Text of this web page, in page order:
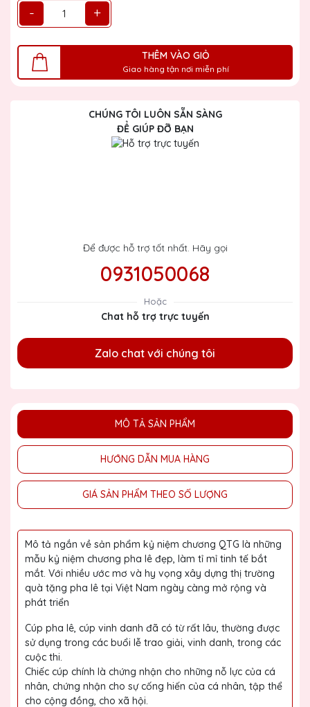
- +
THÊM VÀO GIỎ
Giao hàng tận nơi miễn phí
CHÚNG TÔI LUÔN SẴN SÀNG
ĐỂ GIÚP ĐỠ BẠN
Để được hỗ trợ tốt nhất. Hãy gọi
0931050068
Hoặc
Chat hỗ trợ trực tuyến
Zalo chat với chúng tôi
MÔ TẢ SẢN PHẨM
HƯỚNG DẪN MUA HÀNG
GIÁ SẢN PHẨM THEO SỐ LƯỢNG
Mô tả ngắn về sản phẩm kỷ niệm chương QTG là những
mẫu kỷ niệm chương pha lê đẹp, làm tỉ mỉ tinh tế bắt
mắt. Với nhiều ước mơ và hy vọng xây dựng thị trường
quà tặng pha lê tại Việt Nam ngày càng mở rộng và
phát triển
Cúp pha lê, cúp vinh danh đã có từ rất lâu, thường được
sử dụng trong các buổi lễ trao giải, vinh danh, trong các
cuộc thi.
Chiếc cúp chính là chứng nhận cho những nỗ lực của cá
nhân, chứng nhận cho sự cống hiến của cá nhân, tập thể
cho cộng đồng, cho xã hội.